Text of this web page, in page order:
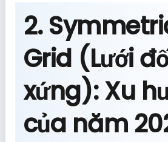
2.
Grid (Lưới
xứng): Xu
của năm